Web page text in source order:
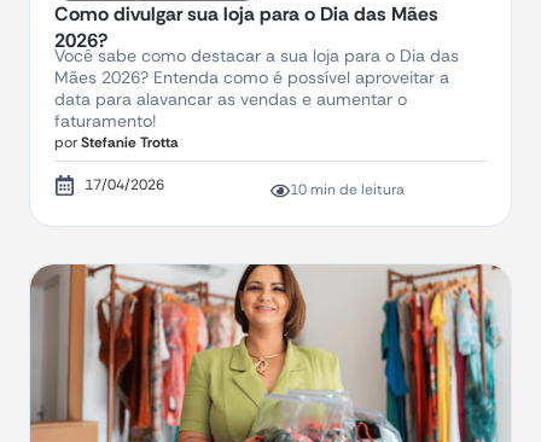
Como divulgar sua loja para o Dia das Mães
2026?
Você sabe como destacar a sua loja para o Dia das
Mães 2026? Entenda como é possível aproveitar a
data para alavancar as vendas e aumentar o
faturamento!
porStefanie Trotta
17/04/2026 10 min de leitura